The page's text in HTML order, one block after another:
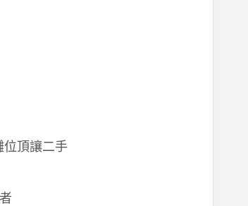
位頂讓二手